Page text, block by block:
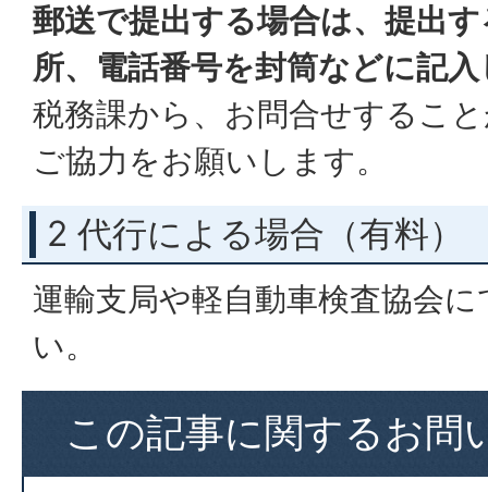
郵送で提出する場合は、提出
所、電話番号を封筒などに記
税務課から、お問合せするこ
ご協力をお願いします。
2 代行による場合（有料）
運輸支局や軽自動車検査協会
い。
この記事に関するお問